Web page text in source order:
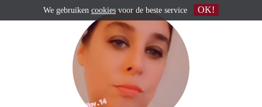
We gebruiken cookies voor de beste service OK!